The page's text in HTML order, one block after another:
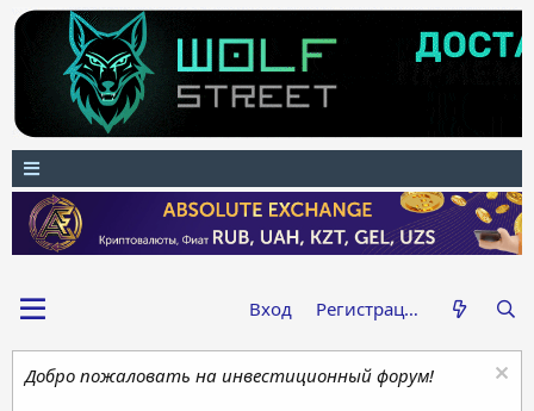
Вход Регистрация
Добро пожаловать на инвестиционный форум!